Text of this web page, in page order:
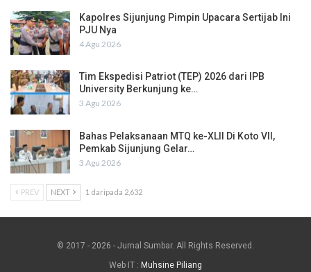
Kapolres Sijunjung Pimpin Upacara Sertijab Ini
PJU Nya
4 Agu 2026
Tim Ekspedisi Patriot (TEP) 2026 dari IPB
University Berkunjung ke…
3 Agu 2026
Bahas Pelaksanaan MTQ ke-XLII Di Koto VII,
Pemkab Sijunjung Gelar…
3 Agu 2026
PREV NEXT 1 daripada 2,632
© 2017 - 2026 - Jurnal Sumbar. All Rights Reserved.
Web IT : Muhsine Piliang